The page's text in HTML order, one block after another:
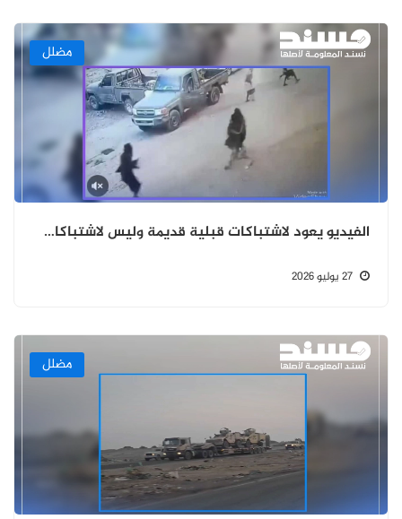
مضلل
الفيديو يعود لاشتباكات قبلية قديمة وليس لاشتباكات حديثة في حريب
مضلل